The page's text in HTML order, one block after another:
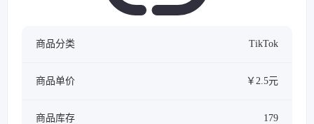
商品分类 TikTok
商品单价 ￥2.5元
商品库存 179